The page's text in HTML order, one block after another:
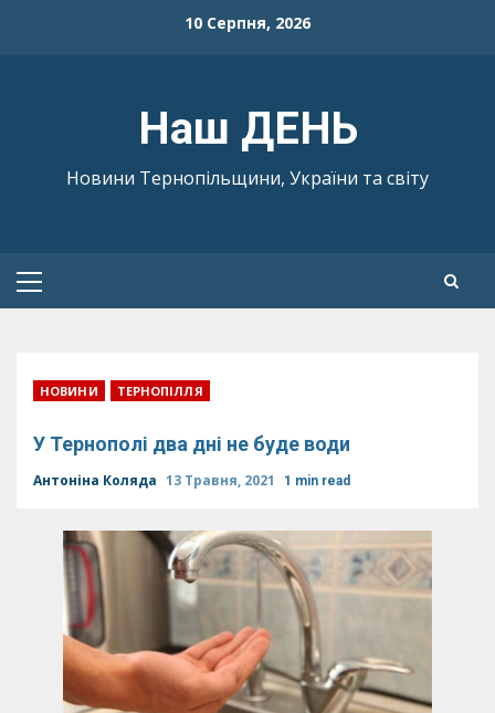
10 Серпня, 2026
Наш ДЕНЬ
Новини Тернопільщини, України та світу
Primary
НОВИНИ ТЕРНОПІЛЛЯ
У Тернополі два дні не буде води
Антоніна Коляда 13 Травня, 2021 1 min read